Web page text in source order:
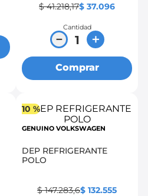
$ 41.218,17$ 37.096
Cantidad
＋
－
Comprar
10 %
GENUINO VOLKSWAGEN
DEP REFRIGERANTE
POLO
$ 147.283,6$ 132.555